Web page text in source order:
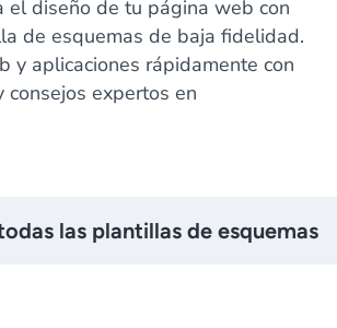
el diseño de tu página web con
de esquemas de baja fidelidad.
y aplicaciones rápidamente con
consejos expertos en
las plantillas de esquemas